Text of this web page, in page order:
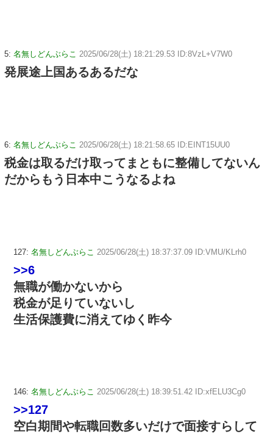
5: 名無しどんぶらこ 2025/06/28(土) 18:21:29.53 ID:8VzL+V7W0
発展途上国あるあるだな
6: 名無しどんぶらこ 2025/06/28(土) 18:21:58.65 ID:EINT15UU0
税金は取るだけ取ってまともに整備してないん
だからもう日本中こうなるよね
127: 名無しどんぶらこ 2025/06/28(土) 18:37:37.09 ID:VMU/KLrh0
>>6
無職が働かないから
税金が足りていないし
生活保護費に消えてゆく昨今
146: 名無しどんぶらこ 2025/06/28(土) 18:39:51.42 ID:xfELU3Cg0
>>127
空白期間や転職回数多いだけで面接すらして